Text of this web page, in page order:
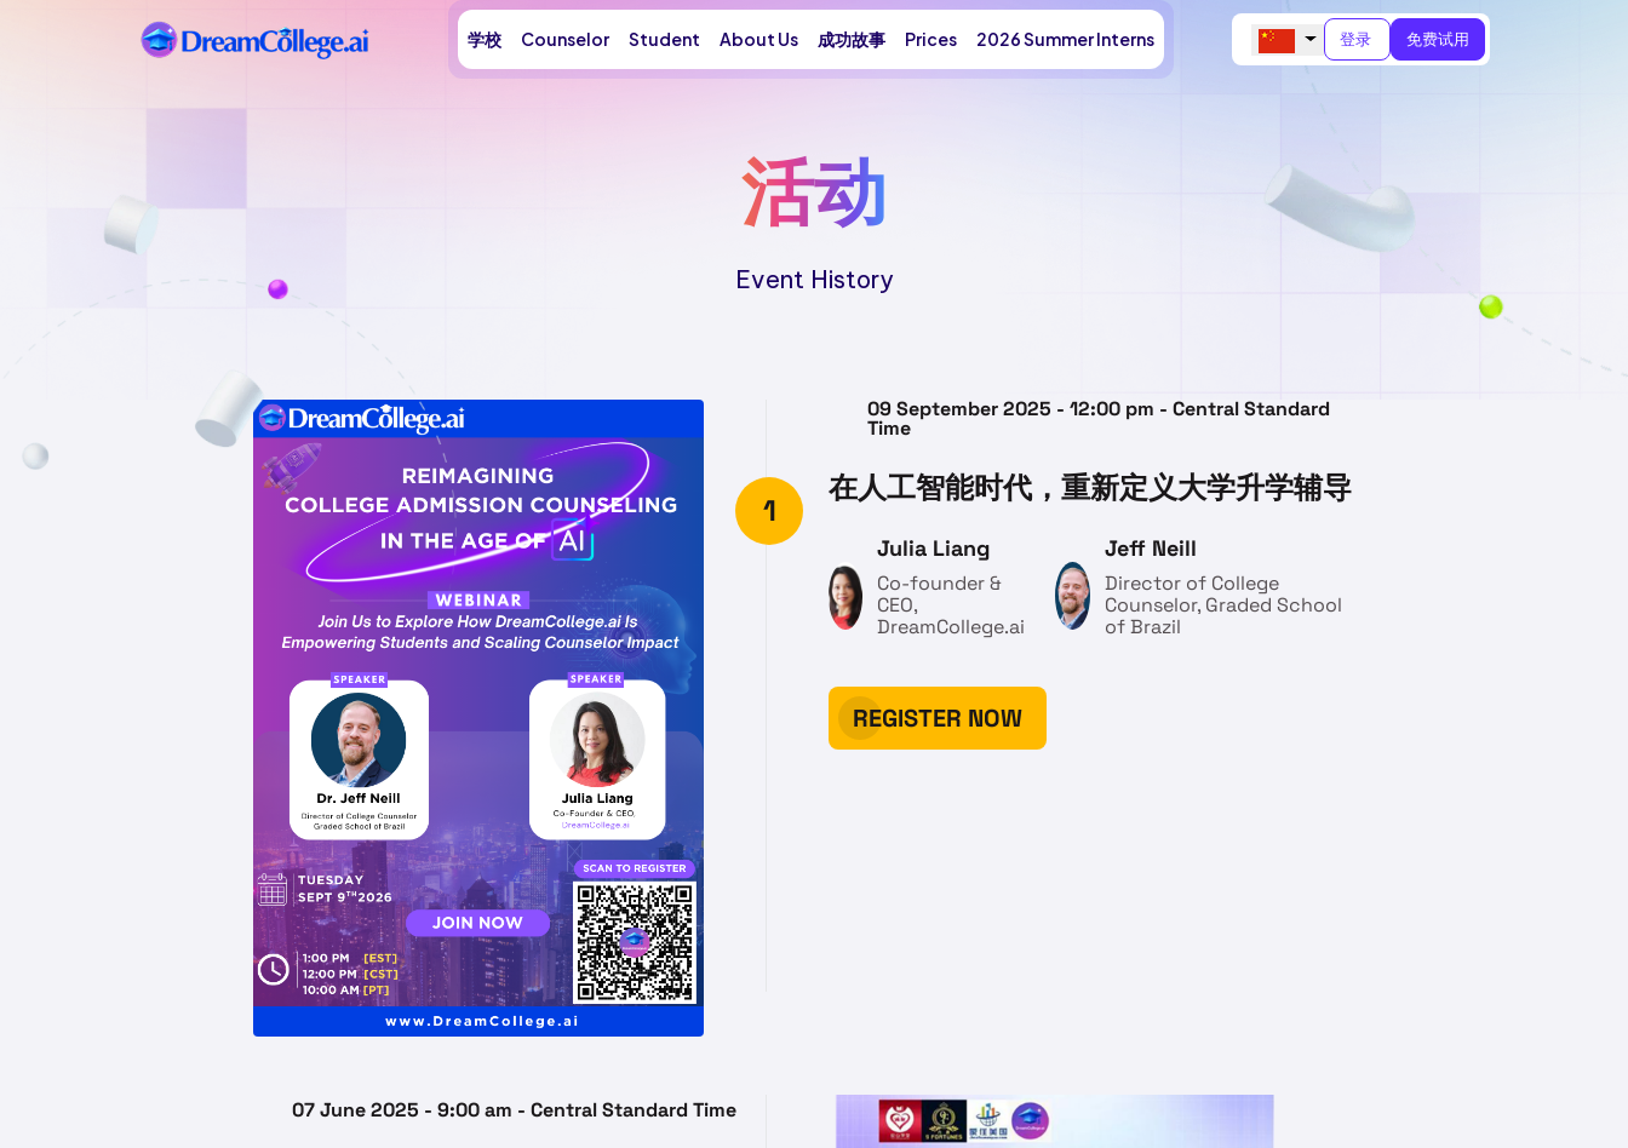
学校 Counselor Student About Us 成功故事 Prices 2026 Summer Interns 登录 免费试用
活动
Event History
1
09 September 2025 - 12:00 pm - Central Standard
Time
在人工智能时代，重新定义大学升学辅导
Julia Liang
Co-founder &
CEO,
DreamCollege.ai
Jeff Neill
Director of College
Counselor, Graded School
of Brazil
REGISTER NOW
07 June 2025 - 9:00 am - Central Standard Time